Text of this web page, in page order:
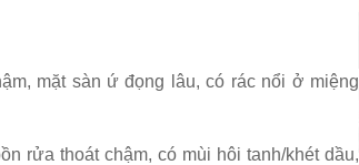
mặt sàn ứ đọng lâu, có rác nổi ở miệng
rửa thoát chậm, có mùi hôi tanh/khét dầu,